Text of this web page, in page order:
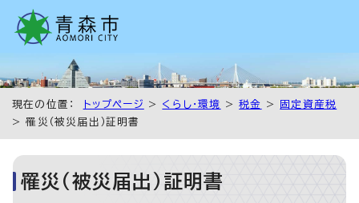
現在の位置： トップページ > くらし・環境 >税金 >
固定資産税
> 罹災（被災届出）証明書
罹災（被災届出）証明書